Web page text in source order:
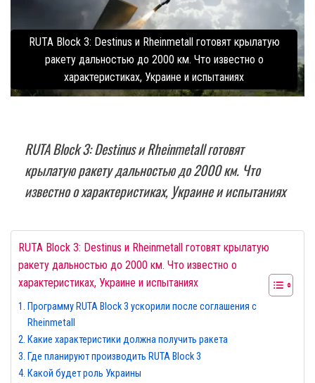
RUTA Block 3: Destinus и Rheinmetall готовят крылатую
ракету дальностью до 2000 км. Что известно о
характеристиках, Украине и испытаниях
RUTA Block 3: Destinus и Rheinmetall готовят
крылатую ракету дальностью до 2000 км. Что
известно о характеристиках, Украине и испытаниях
RUTA Block 3: Destinus и Rheinmetall готовят крылатую
ракету дальностью до 2000 км. Что известно о
характеристиках, Украине и испытаниях
Программу RUTA Block 3 ускорили после соглашения с
Rheinmetall
Какие характеристики должна получить ракета
Где планируют производить RUTA Block 3
Какой будет роль Украины